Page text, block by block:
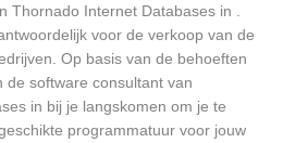
Thornado Internet Databases in .
voor de verkoop van de
Op basis van de behoeften
software consultant van
in bij je langskomen om je te
programmatuur voor jouw